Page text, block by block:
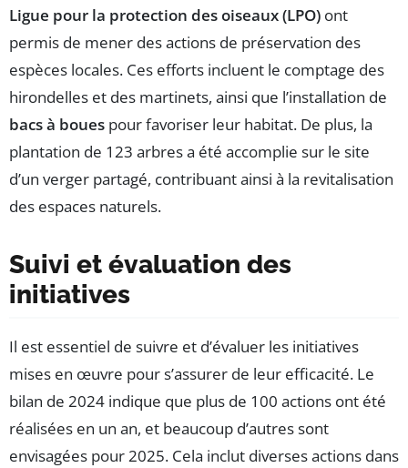
Ligue pour la protection des oiseaux (LPO) ont
permis de mener des actions de préservation des
espèces locales. Ces efforts incluent le comptage des
hirondelles et des martinets, ainsi que l’installation de
bacs à boues pour favoriser leur habitat. De plus, la
plantation de 123 arbres a été accomplie sur le site
d’un verger partagé, contribuant ainsi à la revitalisation
des espaces naturels.
Suivi et évaluation des
initiatives
Il est essentiel de suivre et d’évaluer les initiatives
mises en œuvre pour s’assurer de leur efficacité. Le
bilan de 2024 indique que plus de 100 actions ont été
réalisées en un an, et beaucoup d’autres sont
envisagées pour 2025. Cela inclut diverses actions dans